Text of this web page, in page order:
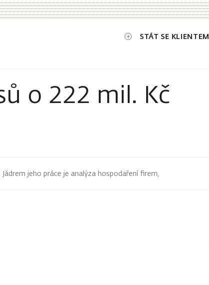
STÁT SE KLIENTEM
o 222 mil. Kč
jeho práce je analýza hospodaření firem,